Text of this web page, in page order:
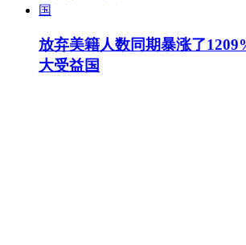
放弃美籍人数同期暴涨了
大受益国